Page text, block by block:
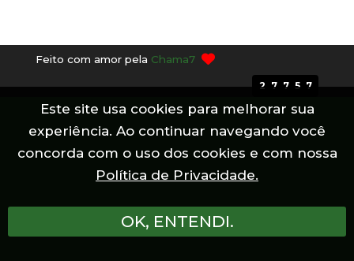
Feito com amor pela Chama7
27757
Este site usa cookies para melhorar sua
experiência. Ao continuar navegando você
concorda com o uso dos cookies e com nossa
Política de Privacidade.
OK, ENTENDI.